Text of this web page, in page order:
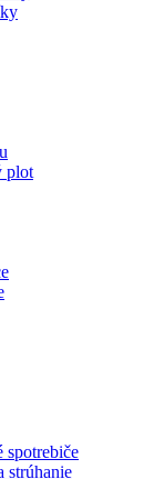
plot
spotrebiče
strúhanie